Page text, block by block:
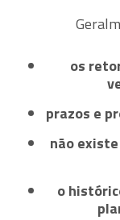
os
prazos e
não
o